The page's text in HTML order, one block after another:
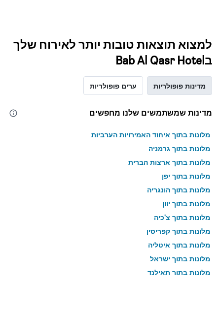
למצוא תוצאות טובות יותר לאירוח שלך
בBab Al Qasr Hotel
מדינות פופולריות ערים פופולריות
מדינות שמשתמשים שלנו מחפשים
מלונות בתוך איחוד האמירויות הערביות
מלונות בתוך גרמניה
מלונות בתוך ארצות הברית
מלונות בתוך יפן
מלונות בתוך הונגריה
מלונות בתוך יוון
מלונות בתוך צ'כיה
מלונות בתוך קפריסין
מלונות בתוך איטליה
מלונות בתוך ישראל
מלונות בתוך תאילנד